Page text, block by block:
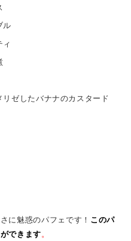
ル
ゼしたバナナのカスタード
に魅惑のパフェです！ このパ
できます。